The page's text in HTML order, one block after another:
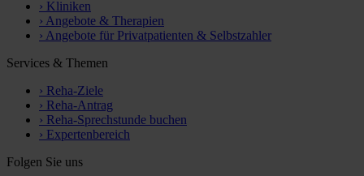
› Kliniken
› Angebote & Therapien
› Angebote für Privatpatienten & Selbstzahler
Services & Themen
› Reha-Ziele
› Reha-Antrag
› Reha-Sprechstunde buchen
› Expertenbereich
Folgen Sie uns